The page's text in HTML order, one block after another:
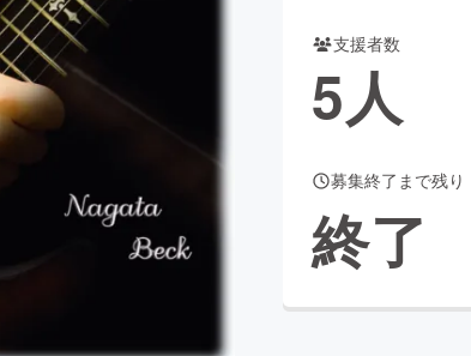
ビューティー・ヘルスケア
for Social Good
ふるさと納税
支援者数
5人
募集終了まで残り
終了